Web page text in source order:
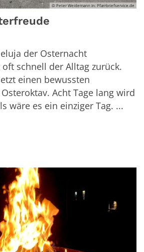
© Peter Weidemann In: Pfarrbriefservice.de
der Osternacht
schnell der Alltag zurück.
einen bewussten
Acht Tage lang wird
wäre es ein einziger Tag. ...